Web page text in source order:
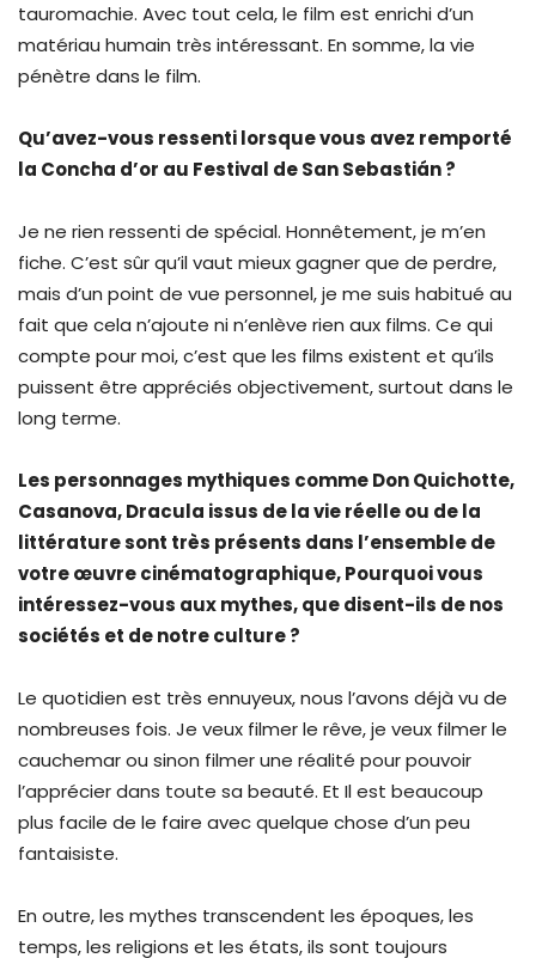
tauromachie. Avec tout cela, le film est enrichi d’un
matériau humain très intéressant. En somme, la vie
pénètre dans le film.
Qu’avez-vous ressenti lorsque vous avez remporté
la Concha d’or au Festival de San Sebastián ?
Je ne rien ressenti de spécial. Honnêtement, je m’en
fiche. C’est sûr qu’il vaut mieux gagner que de perdre,
mais d’un point de vue personnel, je me suis habitué au
fait que cela n’ajoute ni n’enlève rien aux films. Ce qui
compte pour moi, c’est que les films existent et qu’ils
puissent être appréciés objectivement, surtout dans le
long terme.
Les personnages mythiques comme Don Quichotte,
Casanova, Dracula issus de la vie réelle ou de la
littérature sont très présents dans l’ensemble de
votre œuvre cinématographique, Pourquoi vous
intéressez-vous aux mythes, que disent-ils de nos
sociétés et de notre culture ?
Le quotidien est très ennuyeux, nous l’avons déjà vu de
nombreuses fois. Je veux filmer le rêve, je veux filmer le
cauchemar ou sinon filmer une réalité pour pouvoir
l’apprécier dans toute sa beauté. Et Il est beaucoup
plus facile de le faire avec quelque chose d’un peu
fantaisiste.
En outre, les mythes transcendent les époques, les
temps, les religions et les états, ils sont toujours